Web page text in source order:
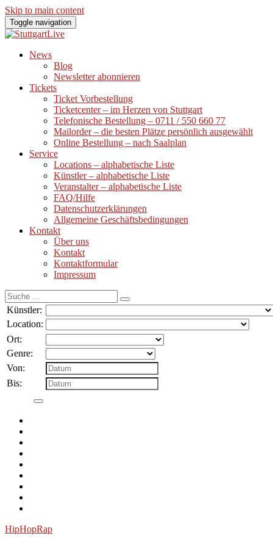
Skip to main content
Toggle navigation
News
Blog
Newsletter abonnieren
Tickets
Ticket Vorbestellung
Ticketcenter – im Herzen von Stuttgart
Telefonische Bestellung – 0711 / 550 660 77
Mailorder – die besten Plätze persönlich ausgewählt
Online Bestellung – nach Saalplan
Service
Locations – alphabetische Liste
Künstler – alphabetische Liste
Veranstalter – alphabetische Liste
FAQ/Hilfe
Datenschutzerklärungen
Allgemeine Geschäftsbedingungen
Kontakt
Über uns
Kontakt
Kontaktformular
Impressum
Suche
nach:
Künstler:
Location:
Ort:
Genre:
Von:
Bis:
HipHopRap